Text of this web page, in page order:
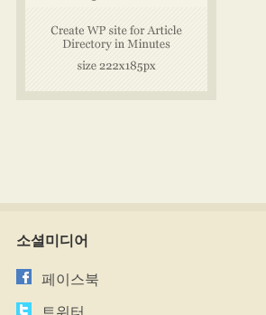
소셜미디어
페이스북
트위터